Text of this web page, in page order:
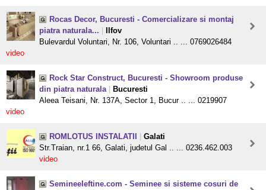
Rocas Decor, Bucuresti - Comercializare si montaj
piatra naturala...
Ilfov
Bulevardul Voluntari, Nr. 106, Voluntari .. ... 0769026484
video
Rock Star Construct, Bucuresti - Showroom produse
din piatra naturala
Bucuresti
Aleea Teisani, Nr. 137A, Sector 1, Bucur .. ... 0219907
video
ROMLOTUS INSTALATII
Galati
Str.Traian, nr.1 66, Galati, judetul Gal .. ... 0236.462.003
video
SemineeIeftine.com - Seminee si sisteme cosuri de